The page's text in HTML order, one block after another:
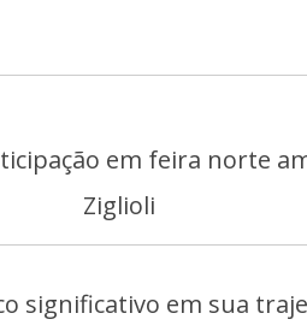
em feira norte
Ziglioli
significativo em sua